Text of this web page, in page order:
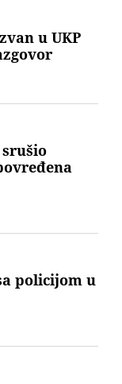
u UKP
srušio
policijom u